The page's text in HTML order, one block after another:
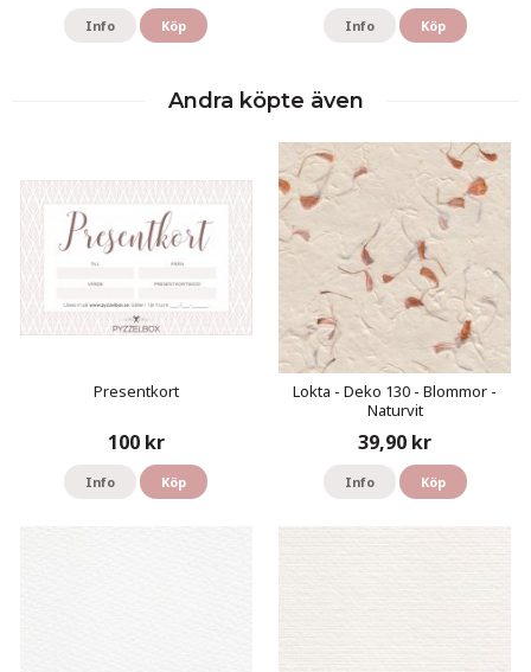
Info Köp Info Köp
Andra köpte även
Presentkort
100 kr
Info Köp
Lokta - Deko 130 - Blommor -
Naturvit
39,90 kr
Info Köp